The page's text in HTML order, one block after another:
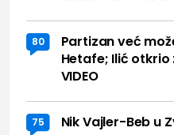
80
Partizan već
Hetafe; Ilić
VIDEO
75 Nik Vajler-Beb u